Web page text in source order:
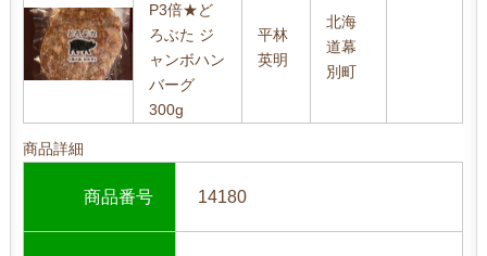
P3倍★ど
ろぶた ジ
ャンボハン
バーグ
300g
平林
英明
北海
道幕
別町
商品詳細
商品番号 14180